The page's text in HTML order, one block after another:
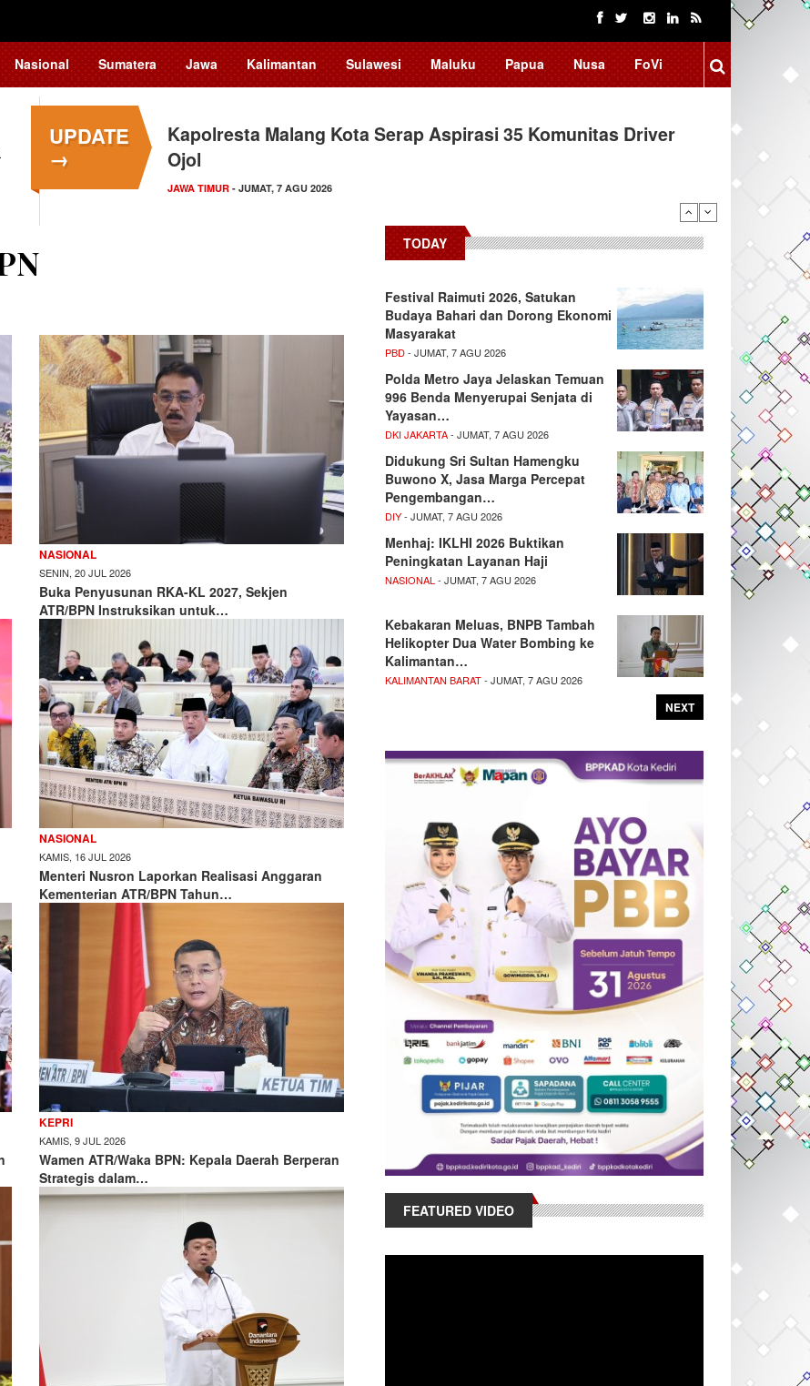
Nasional Sumatera Jawa Kalimantan Sulawesi Maluku Papua Nusa FoVi
UPDATE
→
Kapolresta Malang Kota Serap Aspirasi 35 Komunitas Driver
Ojol
JAWA TIMUR - JUMAT, 7 AGU 2026
NASIONAL
SENIN, 20 JUL 2026
Buka Penyusunan RKA-KL 2027, Sekjen
ATR/BPN Instruksikan untuk…
NASIONAL
KAMIS, 16 JUL 2026
Menteri Nusron Laporkan Realisasi Anggaran
Kementerian ATR/BPN Tahun…
KEPRI
KAMIS, 9 JUL 2026
Wamen ATR/Waka BPN: Kepala Daerah Berperan
Strategis dalam…
TODAY
Festival Raimuti 2026, Satukan
Budaya Bahari dan Dorong Ekonomi
Masyarakat
PBD- JUMAT, 7 AGU 2026
Polda Metro Jaya Jelaskan Temuan
996 Benda Menyerupai Senjata di
Yayasan…
DKI JAKARTA- JUMAT, 7 AGU 2026
Didukung Sri Sultan Hamengku
Buwono X, Jasa Marga Percepat
Pengembangan…
DIY- JUMAT, 7 AGU 2026
Menhaj: IKLHI 2026 Buktikan
Peningkatan Layanan Haji
NASIONAL - JUMAT, 7 AGU 2026
Kebakaran Meluas, BNPB Tambah
Helikopter Dua Water Bombing ke
Kalimantan…
KALIMANTAN BARAT- JUMAT, 7 AGU 2026
NEXT
FEATURED VIDEO